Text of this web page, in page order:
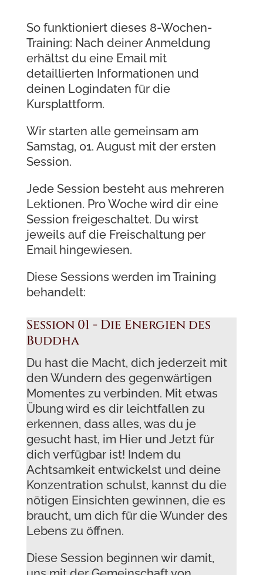
So funktioniert dieses 8-Wochen-
Training: Nach deiner Anmeldung
erhältst du eine Email mit
detaillierten Informationen und
deinen Logindaten für die
Kursplattform.
Wir starten alle gemeinsam am
Samstag, 01. August mit der ersten
Session.
Jede Session besteht aus mehreren
Lektionen. Pro Woche wird dir eine
Session freigeschaltet. Du wirst
jeweils auf die Freischaltung per
Email hingewiesen.
Diese Sessions werden im Training
behandelt:
Session 01 - Die Energien des
Buddha
Du hast die Macht, dich jederzeit mit
den Wundern des gegenwärtigen
Momentes zu verbinden. Mit etwas
Übung wird es dir leichtfallen zu
erkennen, dass alles, was du je
gesucht hast, im Hier und Jetzt für
dich verfügbar ist! Indem du
Achtsamkeit entwickelst und deine
Konzentration schulst, kannst du die
nötigen Einsichten gewinnen, die es
braucht, um dich für die Wunder des
Lebens zu öffnen.
Diese Session beginnen wir damit,